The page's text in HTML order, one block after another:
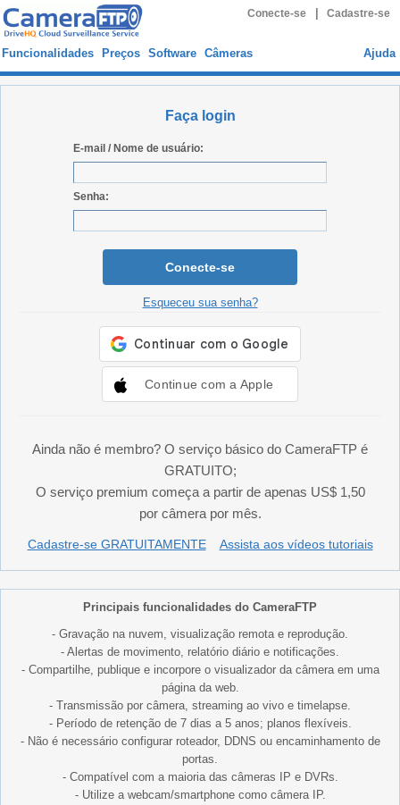
Conecte-se Cadastre-se
Funcionalidades Preços Software Câmeras Ajuda
Faça login
E-mail / Nome de usuário:
Senha:
Conecte-se
Esqueceu sua senha?
Continue com a Apple
Ainda não é membro? O serviço básico do CameraFTP é
GRATUITO;
O serviço premium começa a partir de apenas US$ 1,50
por câmera por mês.
Cadastre-se GRATUITAMENTE Assista aos vídeos tutoriais
Principais funcionalidades do CameraFTP
- Gravação na nuvem, visualização remota e reprodução.
- Alertas de movimento, relatório diário e notificações.
- Compartilhe, publique e incorpore o visualizador da câmera em uma
página da web.
- Transmissão por câmera, streaming ao vivo e timelapse.
- Período de retenção de 7 dias a 5 anos; planos flexíveis.
- Não é necessário configurar roteador, DDNS ou encaminhamento de
portas.
- Compatível com a maioria das câmeras IP e DVRs.
- Utilize a webcam/smartphone como câmera IP.